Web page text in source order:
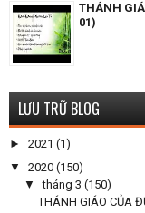
THÁNH
01)
LƯU TRỮ BLOG
► 2021 (1)
▼ 2020 (150)
▼tháng 3 (150)
THÁNH GIÁO CỦA